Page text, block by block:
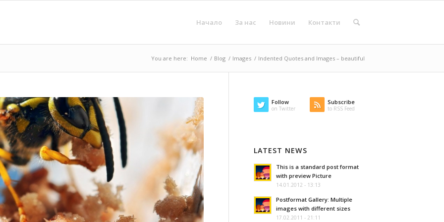
Начало За нас Новини Контакти
You are here: Home / Blog / Images / Indented Quotes and Images – beautiful
Follow
on Twitter
Subscribe
to RSS Feed
LATEST NEWS
This is a standard post format
with preview Picture
14.01.2012 - 13:13
Postformat Gallery: Multiple
images with different sizes
17.02.2011 - 21:11